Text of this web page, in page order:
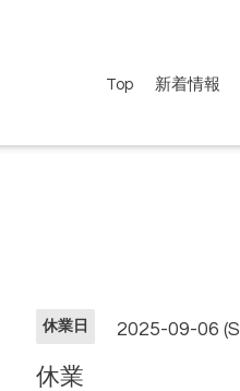
Top 新着情報
休業日 2025-09-06
休業